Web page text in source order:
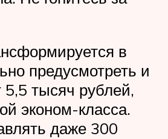
в
предусмотреть и
5,5 тысяч рублей,
эконом-класса.
даже 300